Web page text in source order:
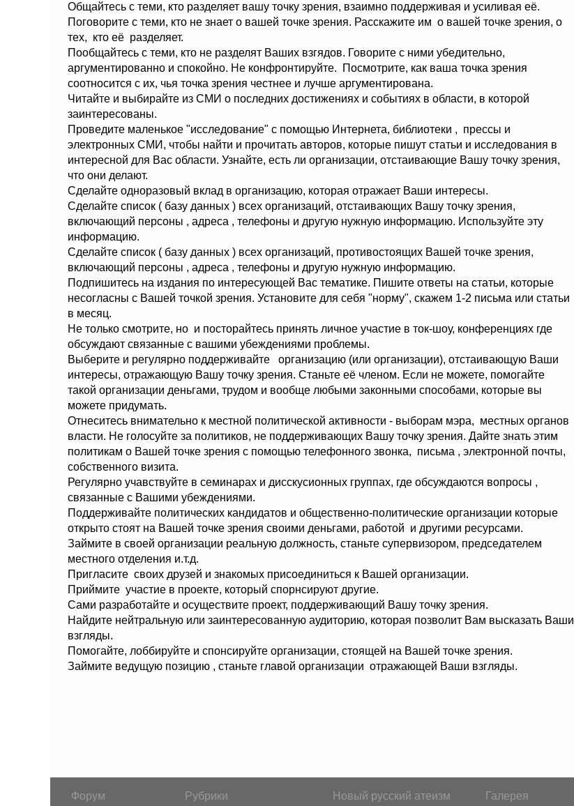
Общайтесь с теми, кто разделяет вашу точку зрения, взаимно поддерживая и усиливая её.
Поговорите с теми, кто не знает о вашей точке зрения. Расскажите им о вашей точке зрения, о
тех, кто её разделяет.
Пообщайтесь с теми, кто не разделят Ваших взгядов. Говорите с ними убедительно,
аргументированно и спокойно. Не конфронтируйте. Посмотрите, как ваша точка зрения
соотносится с их, чья точка зрения честнее и лучше аргументирована.
Читайте и выбирайте из СМИ о последних достижениях и событиях в области, в которой
заинтересованы.
Проведите маленькое "исследование" с помощью Интернета, библиотеки , прессы и
электронных СМИ, чтобы найти и прочитать авторов, которые пишут статьи и исследования в
интересной для Вас области. Узнайте, есть ли организации, отстаивающие Вашу точку зрения,
что они делают.
Сделайте одноразовый вклад в организацию, которая отражает Ваши интересы.
Сделайте список ( базу данных ) всех организаций, отстаивающих Вашу точку зрения,
включающий персоны , адреса , телефоны и другую нужную информацию. Используйте эту
информацию.
Сделайте список ( базу данных ) всех организаций, противостоящих Вашей точке зрения,
включающий персоны , адреса , телефоны и другую нужную информацию.
Подпишитесь на издания по интересующей Вас тематике. Пишите ответы на статьи, которые
несогласны с Вашей точкой зрения. Установите для себя "норму", скажем 1-2 письма или статьи
в месяц.
Не только смотрите, но и посторайтесь принять личное участие в ток-шоу, конференциях где
обсуждают связанные с вашими убеждениями проблемы.
Выберите и регулярно поддерживайте организацию (или организации), отстаивающую Ваши
интересы, отражающую Вашу точку зрения. Станьте её членом. Если не можете, помогайте
такой организации деньгами, трудом и вообще любыми законными способами, которые вы
можете придумать.
Отнеситесь внимательно к местной политической активности - выборам мэра, местных органов
власти. Не голосуйте за политиков, не поддерживающих Вашу точку зрения. Дайте знать этим
политикам о Вашей точке зрения с помощью телефонного звонка, письма , электронной почты,
собственного визита.
Регулярно учавствуйте в семинарах и дисскусионных группах, где обсуждаются вопросы ,
связанные с Вашими убеждениями.
Поддерживайте политических кандидатов и общественно-политические организации которые
открыто стоят на Вашей точке зрения своими деньгами, работой и другими ресурсами.
Займите в своей организации реальную должность, станьте супервизором, председателем
местного отделения и.т.д.
Пригласите своих друзей и знакомых присоединиться к Вашей организации.
Приймите участие в проекте, который спорнсируют другие.
Сами разработайте и осуществите проект, поддерживающий Вашу точку зрения.
Найдите нейтральную или заинтересованную аудиторию, которая позволит Вам высказать Ваши
взгляды.
Помогайте, лоббируйте и спонсируйте организации, стоящей на Вашей точке зрения.
Займите ведущую позицию , станьте главой организации отражающей Ваши взгляды.
Форум
Рубрики
Новый русский атеизм
Галерея